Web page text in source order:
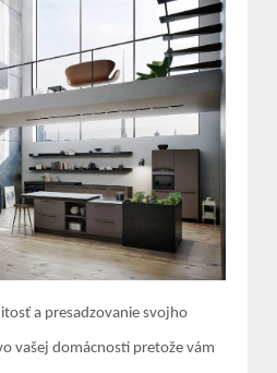
a presadzovanie svojho
vašej domácnosti pretože vám